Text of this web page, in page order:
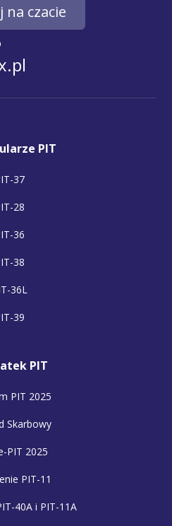
na czacie
PIT
37
28
36
38
36L
39
PIT
PIT 2025
Skarbowy
PIT 2025
PIT-11
40A i PIT-11A